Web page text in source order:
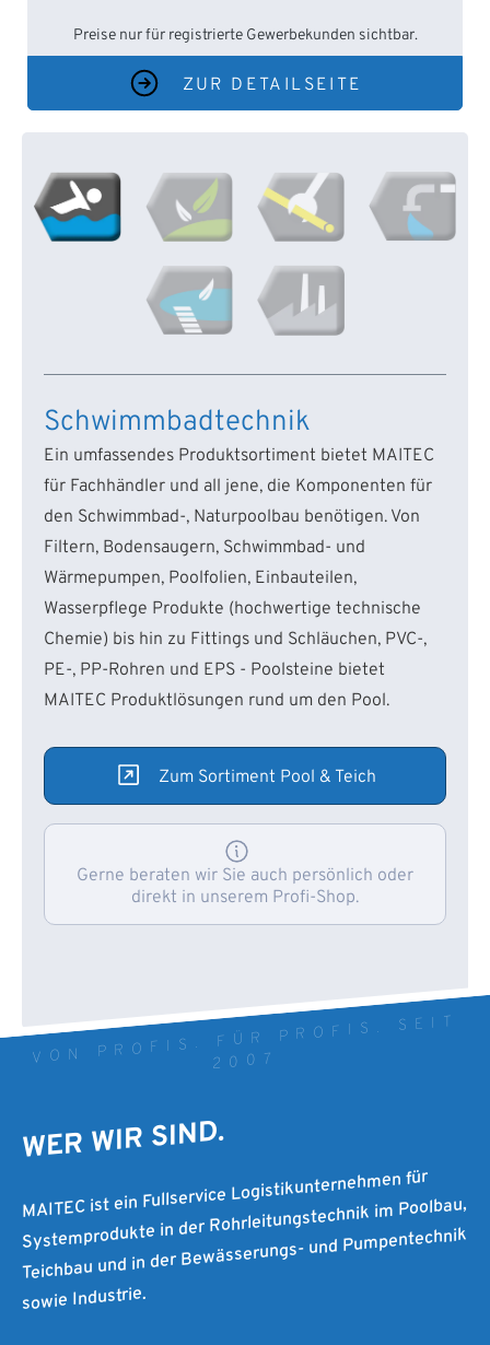
Preise nur für registrierte Gewerbekunden sichtbar.
ZUR DETAILSEITE
Schwimmbadtechnik
Ein umfassendes Produktsortiment bietet MAITEC
für Fachhändler und all jene, die Komponenten für
den Schwimmbad-, Naturpoolbau benötigen. Von
Filtern, Bodensaugern, Schwimmbad- und
Wärmepumpen, Poolfolien, Einbauteilen,
Wasserpflege Produkte (hochwertige technische
Chemie) bis hin zu Fittings und Schläuchen, PVC-,
PE-, PP-Rohren und EPS - Poolsteine bietet
MAITEC Produktlösungen rund um den Pool.
Zum Sortiment Pool & Teich
Gerne beraten wir Sie auch persönlich oder
direkt in unserem Profi-Shop.
VON PROFIS. FÜR PROFIS. SEIT
2007
WER WIR SIND.
MAITEC ist ein Fullservice Logistikunternehmen für
Systemprodukte in der Rohrleitungstechnik im Poolbau,
Teichbau und in der Bewässerungs- und Pumpentechnik
sowie Industrie.